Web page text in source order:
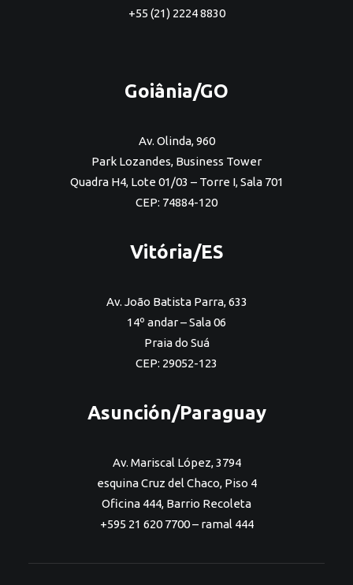
+55 (21) 2224 8830
Goiânia/GO
Av. Olinda, 960
Park Lozandes, Business Tower
Quadra H4, Lote 01/03 – Torre I, Sala 701
CEP: 74884-120
Vitória/ES
Av. João Batista Parra, 633
14º andar – Sala 06
Praia do Suá
CEP: 29052-123
Asunción/Paraguay
Av. Mariscal López, 3794
esquina Cruz del Chaco, Piso 4
Oficina 444, Barrio Recoleta
+595 21 620 7700 – ramal 444